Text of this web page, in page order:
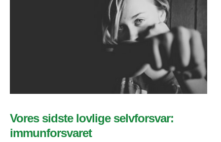
Vores sidste lovlige selvforsvar:
immunforsvaret